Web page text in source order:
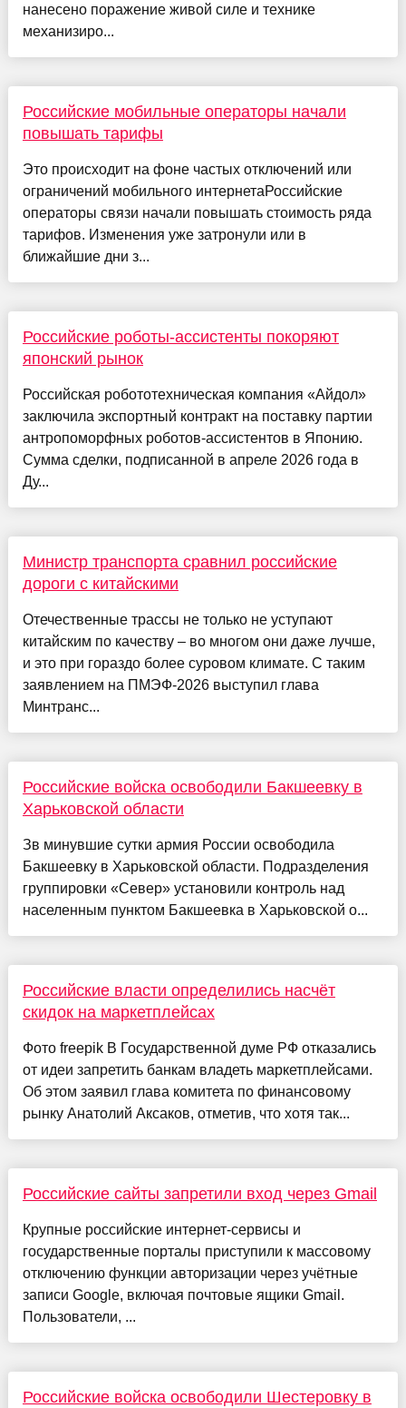
нанесено поражение живой силе и технике
механизиро...
Российские мобильные операторы начали
повышать тарифы
Это происходит на фоне частых отключений или
ограничений мобильного интернетаРоссийские
операторы связи начали повышать стоимость ряда
тарифов. Изменения уже затронули или в
ближайшие дни з...
Российские роботы-ассистенты покоряют
японский рынок
Российская робототехническая компания «Айдол»
заключила экспортный контракт на поставку партии
антропоморфных роботов-ассистентов в Японию.
Сумма сделки, подписанной в апреле 2026 года в
Ду...
Министр транспорта сравнил российские
дороги с китайскими
Отечественные трассы не только не уступают
китайским по качеству – во многом они даже лучше,
и это при гораздо более суровом климате. С таким
заявлением на ПМЭФ-2026 выступил глава
Минтранс...
Российские войска освободили Бакшеевку в
Харьковской области
Зв минувшие сутки армия России освободила
Бакшеевку в Харьковской области. Подразделения
группировки «Север» установили контроль над
населенным пунктом Бакшеевка в Харьковской о...
Российские власти определились насчёт
скидок на маркетплейсах
Фото freepik В Государственной думе РФ отказались
от идеи запретить банкам владеть маркетплейсами.
Об этом заявил глава комитета по финансовому
рынку Анатолий Аксаков, отметив, что хотя так...
Российские сайты запретили вход через Gmail
Крупные российские интернет-сервисы и
государственные порталы приступили к массовому
отключению функции авторизации через учётные
записи Google, включая почтовые ящики Gmail.
Пользователи, ...
Российские войска освободили Шестеровку в